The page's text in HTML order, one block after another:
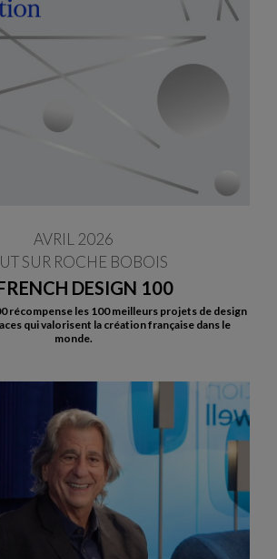
DESIGN 100
AVRIL 2026
SUR ROCHE BOBOIS
récompense les 100 meilleurs projets de design
qui valorisent la création française dans le
monde.